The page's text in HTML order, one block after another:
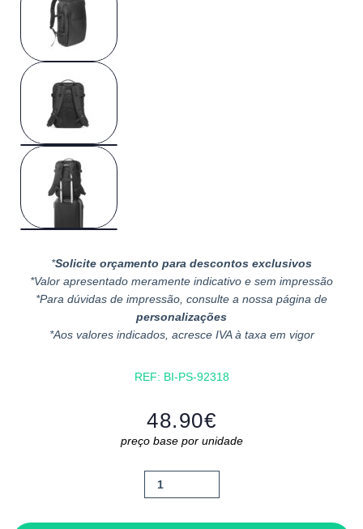
*Solicite orçamento para descontos exclusivos
*Valor apresentado meramente indicativo e sem impressão
*Para dúvidas de impressão, consulte a nossa página de
personalizações
*Aos valores indicados, acresce IVA à taxa em vigor
REF: BI-PS-92318
48.90€
preço base por unidade
Quantidade
de
Dallas